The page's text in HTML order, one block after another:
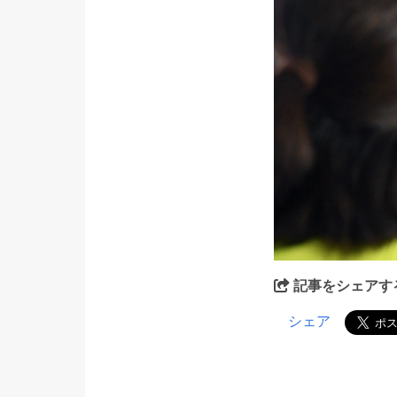
記事をシェアす
シェア